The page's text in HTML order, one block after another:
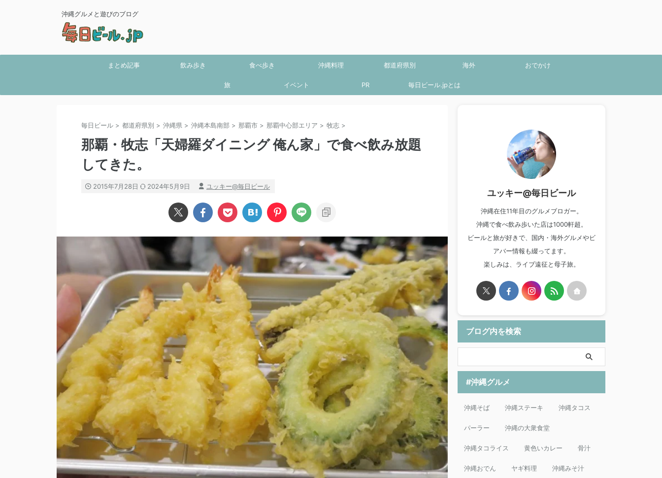
沖縄グルメと遊びのブログ
まとめ記事 飲み歩き 食べ歩き 沖縄料理 都道府県別 海外 おでかけ
旅 イベント PR 毎日ビール.jpとは
毎日ビール > 都道府県別 > 沖縄県 > 沖縄本島南部 > 那覇市 > 那覇中心部エリア > 牧志 >
那覇・牧志「天婦羅ダイニング 俺ん家」で食べ飲み放題
してきた。
2015年7月28日 2024年5月9日 ユッキー@毎日ビール
ユッキー@毎日ビール
沖縄在住11年目のグルメブロガー。
沖縄で食べ飲み歩いた店は1000軒超。
ビールと旅が好きで、国内・海外グルメやビ
アバー情報も綴ってます。
楽しみは、ライブ遠征と母子旅。
ブログ内を検索
#沖縄グルメ
沖縄そば 沖縄ステーキ 沖縄タコス
パーラー 沖縄の大衆食堂
沖縄タコライス 黄色いカレー 骨汁
沖縄おでん ヤギ料理 沖縄みそ汁